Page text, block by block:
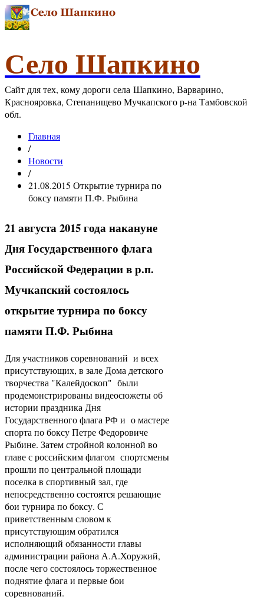
Село Шапкино
Сайт для тех, кому дороги села Шапкино, Варварино,
Краснояровка, Степанищево Мучкапского р-на Тамбовской
обл.
Главная
/
Новости
/
21.08.2015 Открытие турнира по
боксу памяти П.Ф. Рыбина
21 августа 2015 года накануне
Дня Государственного флага
Российской Федерации в р.п.
Мучкапский состоялось
открытие турнира по боксу
памяти П.Ф. Рыбина
Для участников соревнований и всех
присутствующих, в зале Дома детского
творчества "Калейдоскоп" были
продемонстрированы видеосюжеты об
истории праздника Дня
Государственного флага РФ и о мастере
спорта по боксу Петре Федоровиче
Рыбине. Затем стройной колонной во
главе с российским флагом спортсмены
прошли по центральной площади
поселка в спортивный зал, где
непосредственно состоятся решающие
бои турнира по боксу. С
приветственным словом к
присутствующим обратился
исполняющий обязанности главы
администрации района А.А.Хоружий,
после чего состоялось торжественное
поднятие флага и первые бои
соревнований.